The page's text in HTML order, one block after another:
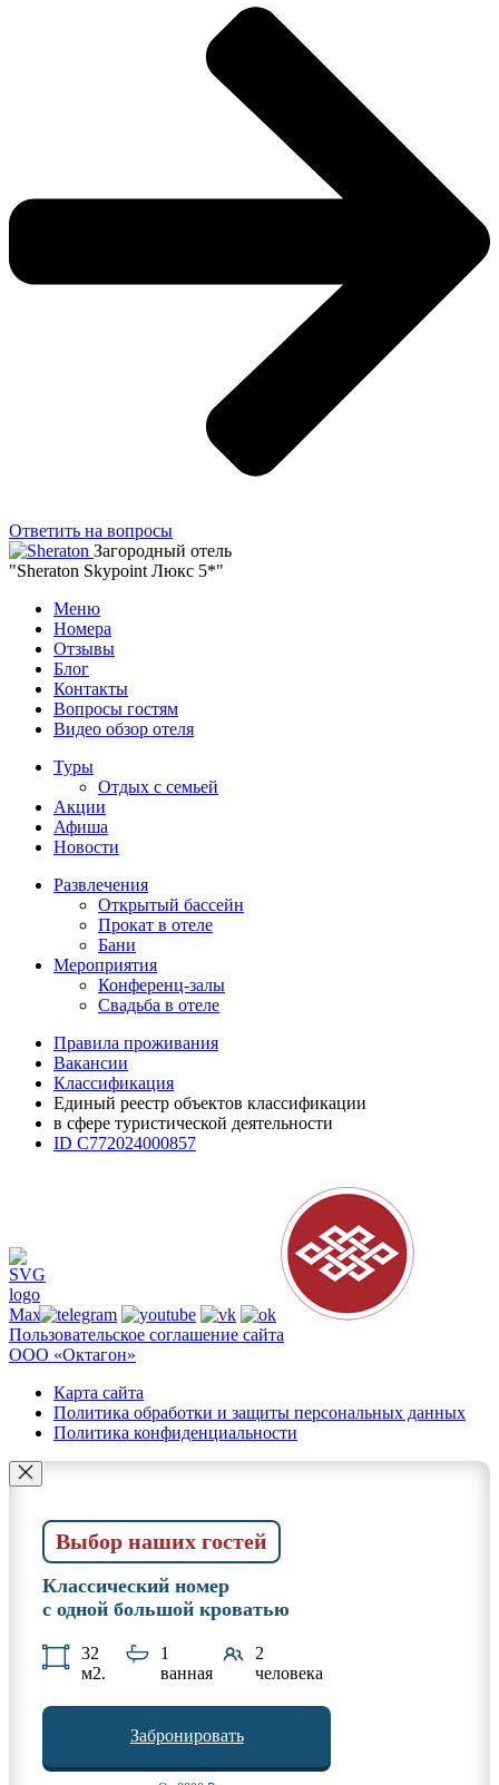
Ответить на вопросы
Загородный отель
"Sheraton Skypoint Люкс 5*"
Меню
Номера
Отзывы
Блог
Контакты
Вопросы гостям
Видео обзор отеля
Туры
Отдых с семьей
Акции
Афиша
Новости
Развлечения
Открытый бассейн
Прокат в отеле
Бани
Мероприятия
Конференц-залы
Свадьба в отеле
Правила проживания
Вакансии
Классификация
Единый реестр объектов классификации
в сфере туристической деятельности
ID С772024000857
Пользовательское соглашение сайта
ООО «Октагон»
Карта сайта
Политика обработки и защиты персональных данных
Политика конфиденциальности
Выбор наших гостей
Классический номер
с одной большой кроватью
32
м2.
1
ванная
2
человека
Забронировать